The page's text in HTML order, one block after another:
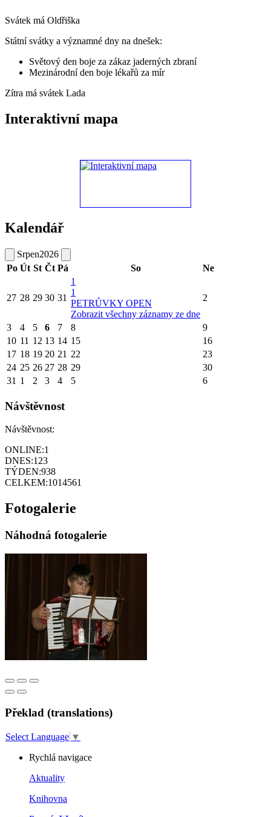
Svátek má Oldřiška
Státní svátky a významné dny na dnešek:
Světový den boje za zákaz jaderných zbraní
Mezinárodní den boje lékařů za mír
Zítra má svátek Lada
Interaktivní mapa
Kalendář
Srpen2026
Po Út St Čt Pá So Ne
27 28 29 30 31
1
1
PETRŮVKY OPEN
Zobrazit všechny záznamy ze dne
2
3 4 5 6 7 8
9
10 11 12 13 14 15
16
17 18 19 20 21 22
23
24 25 26 27 28 29
30
31 1 2 3 4 5 6
Návštěvnost
Návštěvnost:
ONLINE:1
DNES:123
TÝDEN:938
CELKEM:1014561
Fotogalerie
Náhodná fotogalerie
Překlad (translations)
Select Language ▼
Rychlá navigace
Aktuality
Knihovna